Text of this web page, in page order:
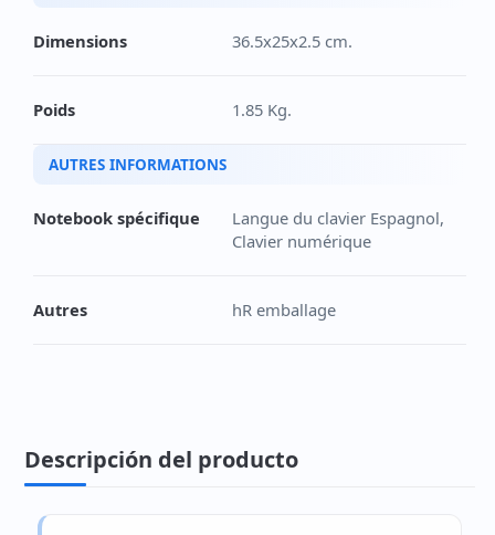
Dimensions 36.5x25x2.5 cm.
Poids 1.85 Kg.
AUTRES INFORMATIONS
Notebook spécifique
Langue du clavier Espagnol,
Clavier numérique
Autres hR emballage
Descripción del producto